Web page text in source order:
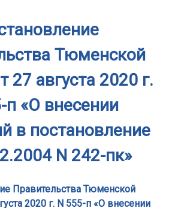
Тюменской
27 августа 2020 г.
п «О внесении
в постановление
N 242-пк»
Правительства Тюменской
2020 г. N 555-п «О внесении